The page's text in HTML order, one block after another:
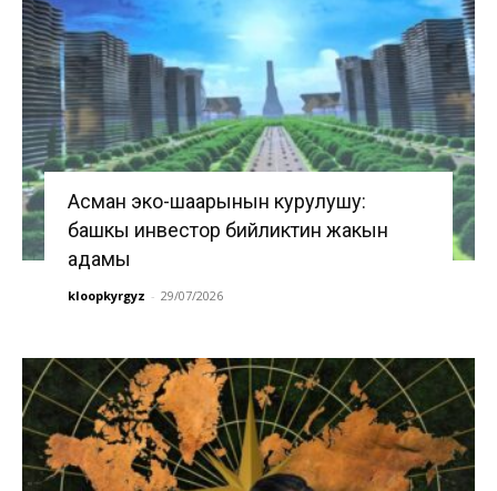
Асман эко-шаарынын курулушу:
башкы инвестор бийликтин жакын
адамы
kloopkyrgyz - 29/07/2026